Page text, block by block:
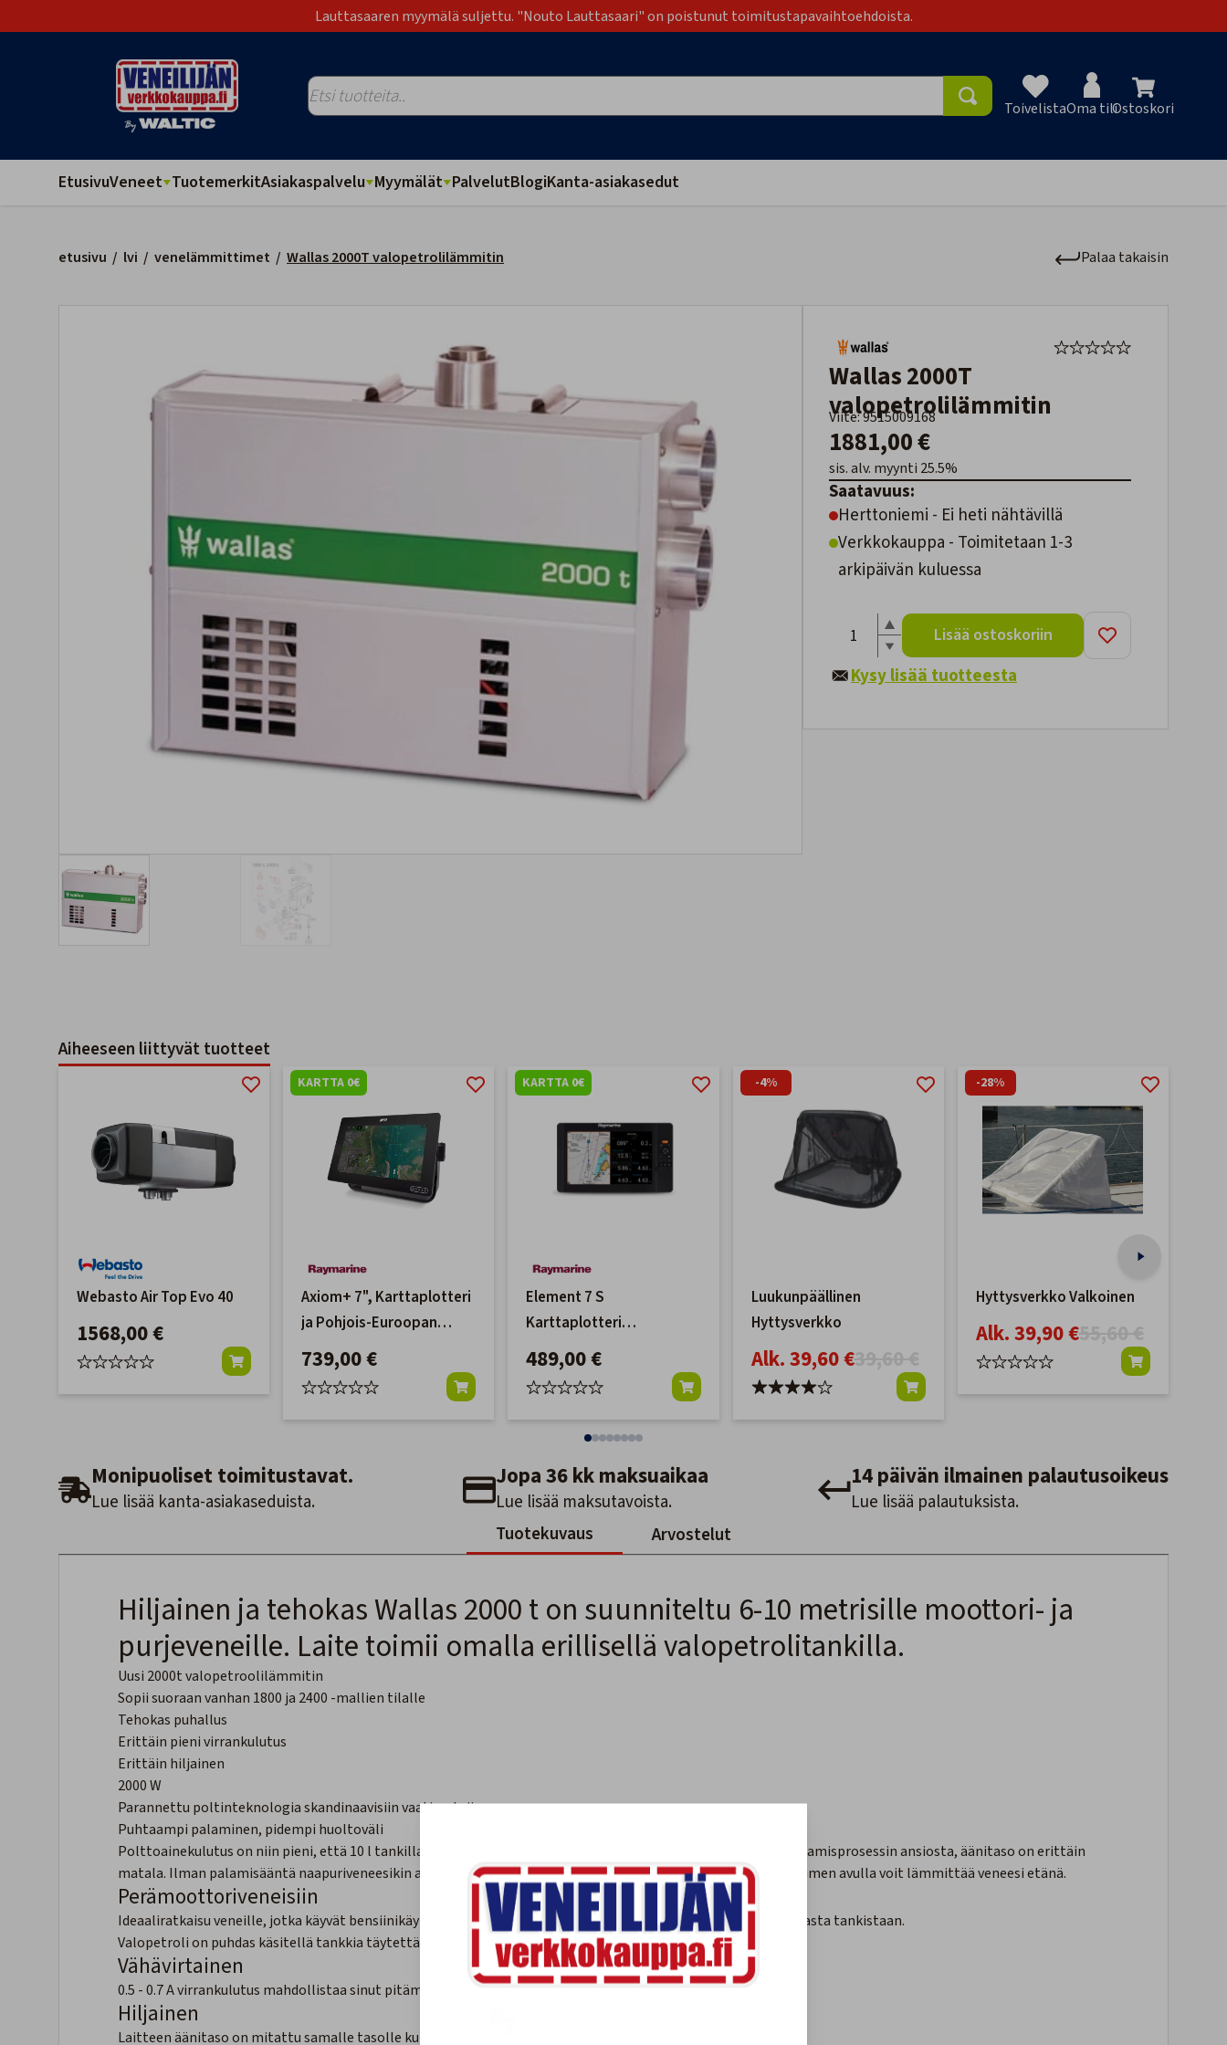
Lauttasaaren myymälä suljettu. "Nouto Lauttasaari" on poistunut toimitustapavaihtoehdoista.
ToivelistaOma tiliOstoskori
EtusivuVeneet TuotemerkitAsiakaspalvelu Myymälät PalvelutBlogiKanta-asiakasedut
etusivu / lvi / venelämmittimet / Wallas 2000T valopetrolilämmitin Palaa takaisin
Wallas 2000T
valopetrolilämmitin
Viite: 9515009168
1881,00 €
sis. alv. myynti 25.5%
Saatavuus:
Herttoniemi - Ei heti nähtävillä
Verkkokauppa - Toimitetaan 1-3
arkipäivän kuluessa
Lisää ostoskoriin
Kysy lisää tuotteesta
Aiheeseen liittyvät tuotteet
Webasto Air Top Evo 40
1568,00 €
KARTTA 0€
Axiom+ 7", Karttaplotteri
ja Pohjois-Euroopan
LightHouse kartta
739,00 €
KARTTA 0€
Element 7 S
Karttaplotteri
kaikuluotaimella ja
Pohjois-Euroopan
LightHouse kartta
489,00 €
-4%
Luukunpäällinen
Hyttysverkko
Alk. 39,60 €39,60 €
-28%
Hyttysverkko Valkoinen
Alk. 39,90 €55,60 €
Monipuoliset toimitustavat.
Lue lisää kanta-asiakaseduista.
Jopa 36 kk maksuaikaa
Lue lisää maksutavoista.
14 päivän ilmainen palautusoikeus
Lue lisää palautuksista.
Tuotekuvaus
Arvostelut
Hiljainen ja tehokas Wallas 2000 t on suunniteltu 6-10 metrisille moottori- ja
purjeveneille. Laite toimii omalla erillisellä valopetrolitankilla.
Uusi 2000t valopetroolilämmitin
Sopii suoraan vanhan 1800 ja 2400 -mallien tilalle
Tehokas puhallus
Erittäin pieni virrankulutus
Erittäin hiljainen
2000 W
Parannettu poltinteknologia skandinaavisiin vaatimuksiin
Puhtaampi palaminen, pidempi huoltoväli
Polttoainekulutus on niin pieni, että 10 l tankilla pidät veneesi lämpimänä koko viikonlopun. Laminaarisen palamisprosessin ansiosta, äänitaso on erittäin
matala. Ilman palamisääntä naapuriveneesikin asukit saavat nauttia luonnon rauhasta. Wallas-kaukokäynnistimen avulla voit lämmittää veneesi etänä.
Perämoottoriveneisiin
Ideaaliratkaisu veneille, jotka käyvät bensiinikäyttöisellä perämoottorilla. Lämmitin käyttää valopetrolia omasta tankistaan.
Valopetroli on puhdas käsitellä tankkia täytettäessä.
Vähävirtainen
0.5 - 0.7 A virrankulutus mahdollistaa sinut pitämään veneesi lämpimänä pienellä akkukapasiteetilla.
Hiljainen
Laitteen äänitaso on mitattu samalle tasolle kuin kuiskaus kirjastossa.